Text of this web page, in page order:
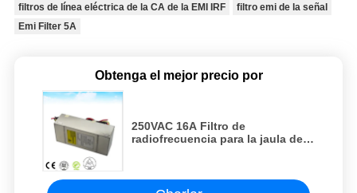
filtros de línea eléctrica de la CA de la EMI IRF
filtro emi de la señal
Emi Filter 5A
Obtenga el mejor precio por
250VAC 16A Filtro de
radiofrecuencia para la jaula de
radiofrecuencia